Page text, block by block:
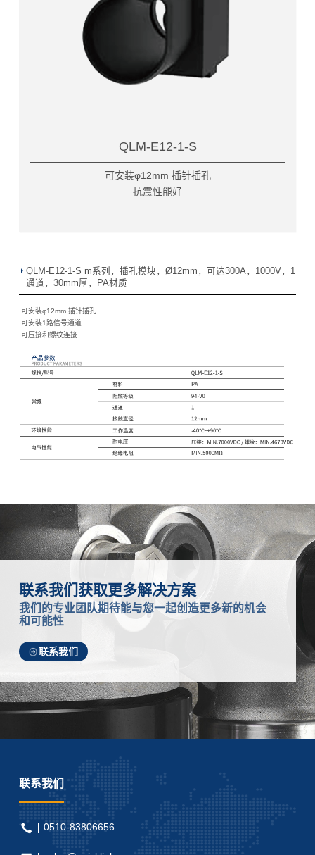
QLM-E12-1-S
可安装φ12mm 插针插孔
抗震性能好
QLM-E12-1-S m系列，插孔模块，Ø12mm，可达300A，1000V，1
通道，30mm厚，PA材质
·可安装φ12mm 插针插孔
·可安装1路信号通道
·可压接和螺纹连接
联系我们获取更多解决方案
我们的专业团队期待能与您一起创造更多新的机会
和可能性
联系我们
联系我们
0510-83806656